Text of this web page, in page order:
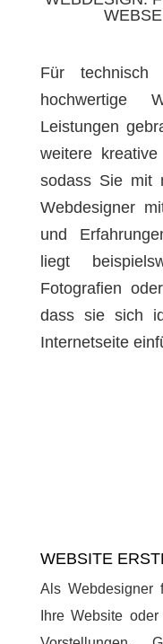
Für technisch
hochwertige
Leistungen
weitere
sodass Sie mit
Webdesigner
und
liegt
Fotografien
dass sie sich
Internetseite
WEBSITE
Als Webdesigner
Ihre Website